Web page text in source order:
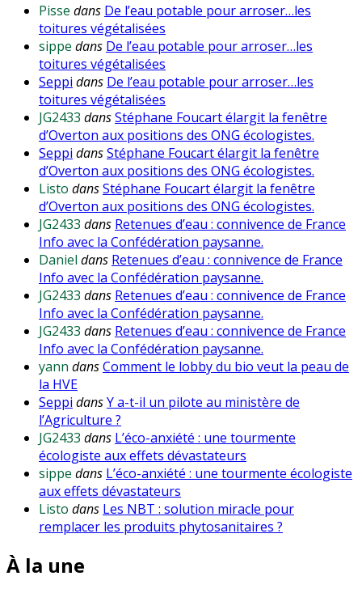
Pisse dans De l’eau potable pour arroser…les
toitures végétalisées
sippe dans De l’eau potable pour arroser…les
toitures végétalisées
Seppi dans De l’eau potable pour arroser…les
toitures végétalisées
JG2433 dansStéphane Foucart élargit la fenêtre
d’Overton aux positions des ONG écologistes.
Seppi dansStéphane Foucart élargit la fenêtre
d’Overton aux positions des ONG écologistes.
Listo dansStéphane Foucart élargit la fenêtre
d’Overton aux positions des ONG écologistes.
JG2433 dans Retenues d’eau : connivence de France
Info avec la Confédération paysanne.
Daniel dans Retenues d’eau : connivence de France
Info avec la Confédération paysanne.
JG2433 dans Retenues d’eau : connivence de France
Info avec la Confédération paysanne.
JG2433 dans Retenues d’eau : connivence de France
Info avec la Confédération paysanne.
yann dansComment le lobby du bio veut la peau de
la HVE
Seppi dansY a-t-il un pilote au ministère de
l’Agriculture ?
JG2433 dans L’éco-anxiété : une tourmente
écologiste aux effets dévastateurs
sippe dans L’éco-anxiété : une tourmente écologiste
aux effets dévastateurs
Listo dans Les NBT : solution miracle pour
remplacer les produits phytosanitaires ?
À la une